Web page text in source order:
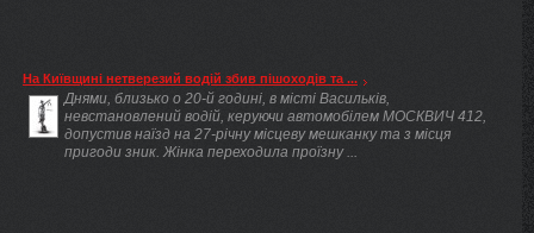
На Київщині нетверезий водій збив пішоходів та ...
Днями, близько о 20-й годині, в місті Васильків,
невстановлений водій, керуючи автомобілем МОСКВИЧ 412,
допустив наїзд на 27-річну місцеву мешканку та з місця
пригоди зник. Жінка переходила проїзну ...